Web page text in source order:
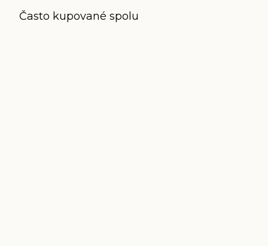
Často kupované spolu